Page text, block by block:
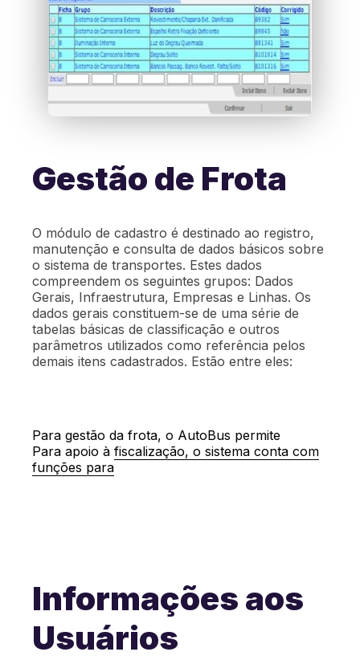
Gestão de Frota
O módulo de cadastro é destinado ao registro,
manutenção e consulta de dados básicos sobre
o sistema de transportes. Estes dados
compreendem os seguintes grupos: Dados
Gerais, Infraestrutura, Empresas e Linhas. Os
dados gerais constituem-se de uma série de
tabelas básicas de classificação e outros
parâmetros utilizados como referência pelos
demais itens cadastrados. Estão entre eles:
Para gestão da frota, o AutoBus permite
Padrões veiculares e suas
Cadastro de operadores (motoristas,
cobradores, etc.)
Para apoio à fiscalização, o sistema conta com
funções para
Fiscalizações e apreensões
Informações aos
Usuários